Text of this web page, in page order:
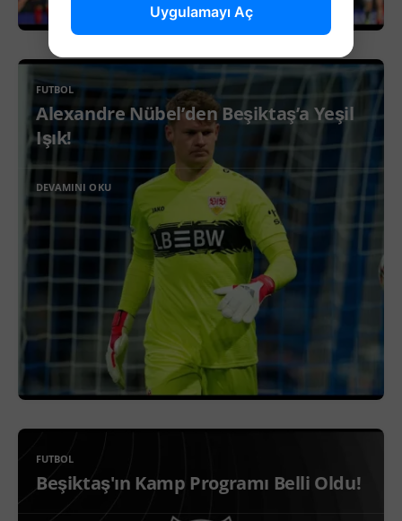
FUTBOL
Alexandre Nübel’den Beşiktaş’a Yeşil
Işık!
DEVAMINI OKU
FUTBOL
Beşiktaş'ın Kamp Programı Belli Oldu!
Uygulamayı Aç